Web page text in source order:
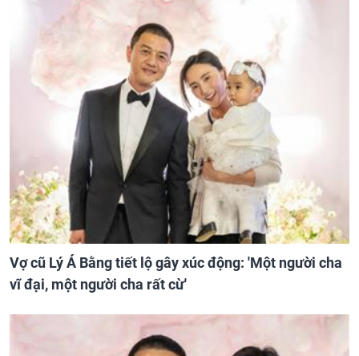
Vợ cũ Lý Á Bằng tiết lộ gây xúc động: 'Một người cha
vĩ đại, một người cha rất cừ'